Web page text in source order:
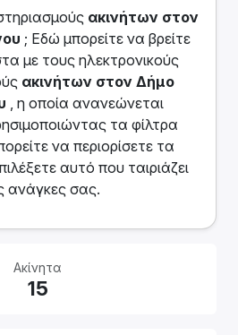
ακινήτων στον
; Εδώ μπορείτε να βρείτε
με τους ηλεκτρονικούς
ακινήτων στον Δήμο
, η οποία ανανεώνεται
τα φίλτρα
να περιορίσετε τα
αυτό που ταιριάζει
ανάγκες σας.
Ακίνητα
15